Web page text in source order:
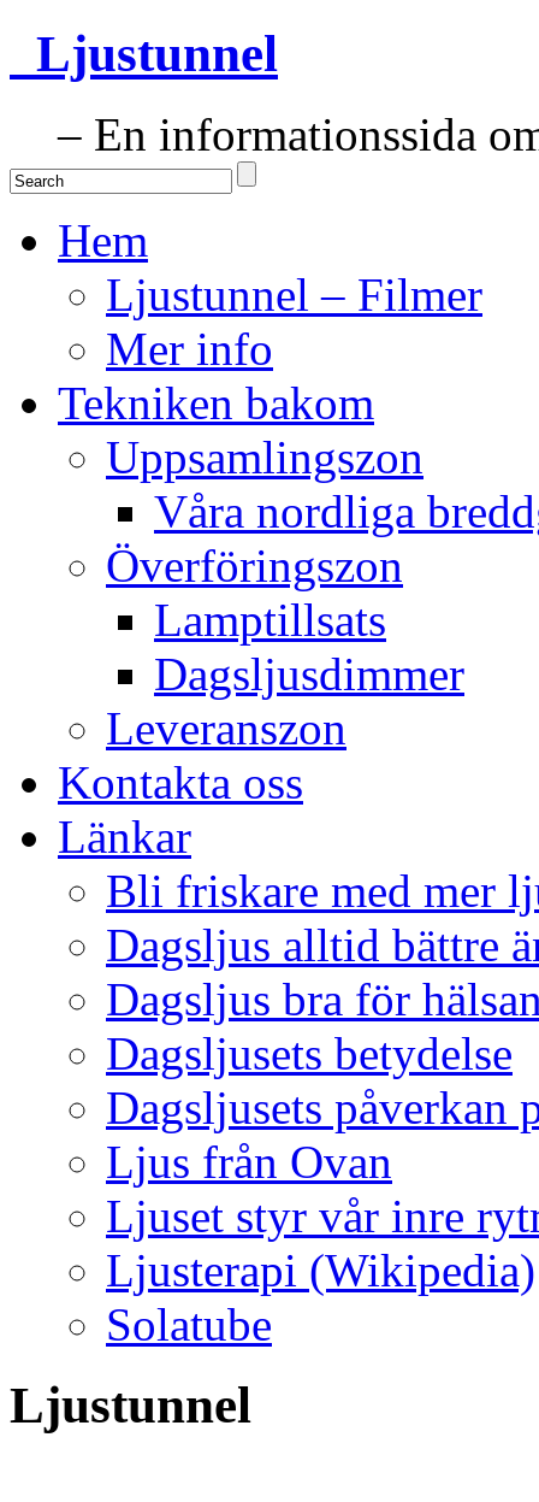
Ljustunnel
– En informationssida
Hem
Ljustunnel – Filmer
Mer info
Tekniken bakom
Uppsamlingszon
Våra nordliga
Överföringszon
Lamptillsats
Dagsljusdimmer
Leveranszon
Kontakta oss
Länkar
Bli friskare med mer
Dagsljus alltid bättre
Dagsljus bra för
Dagsljusets betydelse
Dagsljusets påverkan
Ljus från Ovan
Ljuset styr vår inre
Ljusterapi (Wikipedia)
Solatube
Ljustunnel